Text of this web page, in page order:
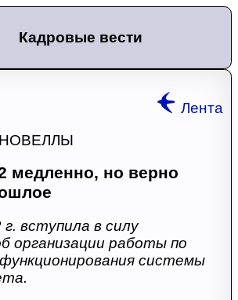
Кадровые вести
Лента
медленно, но верно
г. вступила в силу
организации работы по
системы